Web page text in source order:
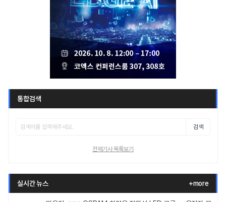
통합검색
검색
전체기사 목록보기
실시간 뉴스 +more